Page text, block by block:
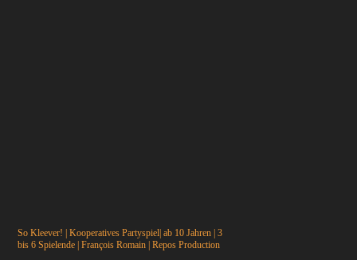
So Kleever! | Kooperatives Partyspiel| ab 10 Jahren | 3
bis 6 Spielende | François Romain | Repos Production